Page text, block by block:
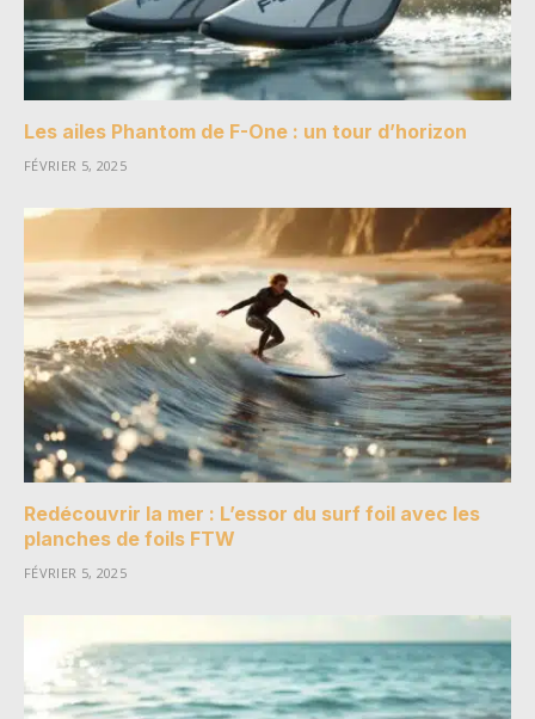
Les ailes Phantom de F-One : un tour d’horizon
FÉVRIER 5, 2025
Redécouvrir la mer : L’essor du surf foil avec les
planches de foils FTW
FÉVRIER 5, 2025